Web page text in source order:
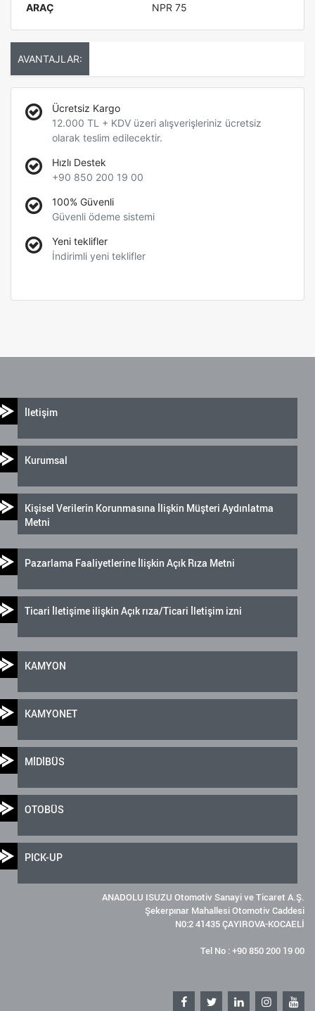
ARAÇ
NPR 75
AVANTAJLAR:
Ücretsiz Kargo
12.000 TL + KDV üzeri alışverişleriniz ücretsiz
olarak teslim edilecektir.
Hızlı Destek
+90 850 200 19 00
100% Güvenli
Güvenli ödeme sistemi
Yeni teklifler
İndirimli yeni teklifler
İletişim
Kurumsal
Kişisel Verilerin Korunmasına İlişkin Müşteri Aydınlatma
Metni
Pazarlama Faaliyetlerine İlişkin Açık Rıza Metni
Ticari İletişime ilişkin Açık rıza/Ticari İletişim izni
KAMYON
KAMYONET
MİDİBÜS
OTOBÜS
PICK-UP
ANADOLU ISUZU Otomotiv Sanayi ve Ticaret A.Ş.
Şekerpınar Mahallesi Otomotiv Caddesi
N0:2 41435 ÇAYIROVA-KOCAELİ
Tel No : +90 850 200 19 00